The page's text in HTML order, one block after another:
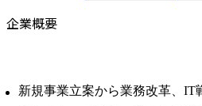
企業概要
新規事業立案から業務改革、IT